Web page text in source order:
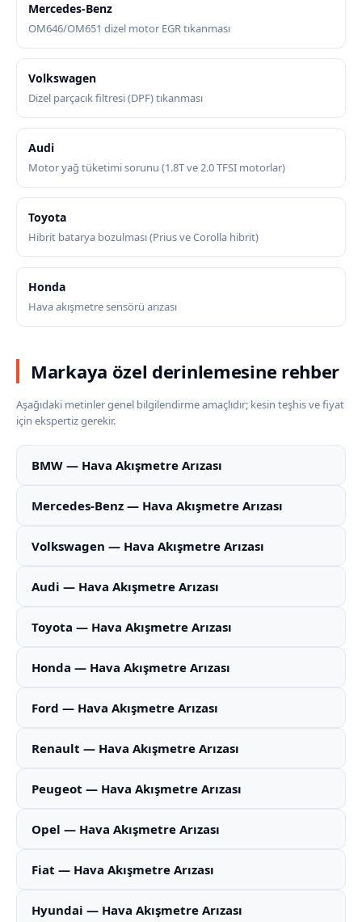
Mercedes-Benz
OM646/OM651 dizel motor EGR tıkanması
Volkswagen
Dizel parçacık filtresi (DPF) tıkanması
Audi
Motor yağ tüketimi sorunu (1.8T ve 2.0 TFSI motorlar)
Toyota
Hibrit batarya bozulması (Prius ve Corolla hibrit)
Honda
Hava akışmetre sensörü arızası
Markaya özel derinlemesine rehber
Aşağıdaki metinler genel bilgilendirme amaçlıdır; kesin teşhis ve fiyat
için ekspertiz gerekir.
BMW — Hava Akışmetre Arızası
Mercedes-Benz — Hava Akışmetre Arızası
Volkswagen — Hava Akışmetre Arızası
Audi — Hava Akışmetre Arızası
Toyota — Hava Akışmetre Arızası
Honda — Hava Akışmetre Arızası
Ford — Hava Akışmetre Arızası
Renault — Hava Akışmetre Arızası
Peugeot — Hava Akışmetre Arızası
Opel — Hava Akışmetre Arızası
Fiat — Hava Akışmetre Arızası
Hyundai — Hava Akışmetre Arızası